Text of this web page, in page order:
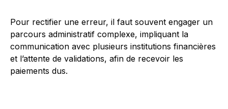
Pour rectifier une erreur, il faut souvent engager un
parcours administratif complexe, impliquant la
communication avec plusieurs institutions financières
et l’attente de validations, afin de recevoir les
paiements dus.